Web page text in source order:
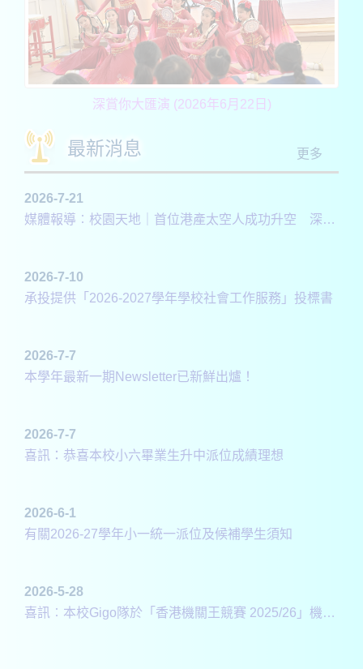
深賞你大匯演 (2026年6月22日)
最新消息 更多
2026-7-21
媒體報導︰校園天地｜首位港產太空人成功升空 深信學校引領同學追逐創科夢
2026-7-10
承投提供「2026-2027學年學校社會工作服務」投標書
2026-7-7
本學年最新一期Newsletter已新鮮出爐！
2026-7-7
喜訊：恭喜本校小六畢業生升中派位成績理想
2026-6-1
有關2026-27學年小一統一派位及候補學生須知
2026-5-28
喜訊︰本校Gigo隊於「香港機關王競賽 2025/26」機關整合賽獲得佳績